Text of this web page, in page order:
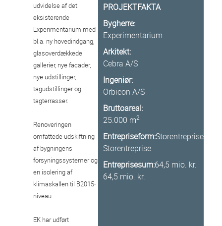
udvidelse af det
eksisterende
Experimentarium med
bl.a. ny hovedindgang,
glasoverdækkede
gallerier, nye facader,
nye udstillinger,
tagudstillinger og
tagterrasser.
Renoveringen
omfattede udskiftning
af bygningens
forsyningssystemer og
en isolering af
klimaskallen til B2015-
niveau.
EK har udført
PROJEKTFAKTA
Bygherre:
Experimentarium
Arkitekt:
Cebra A/S
Ingeniør:
Orbicon A/S
Bruttoareal:
25.000 m2
Entrepriseform:Storentreprise
Storentreprise
Entreprisesum:64,5 mio. kr.
64,5 mio. kr.